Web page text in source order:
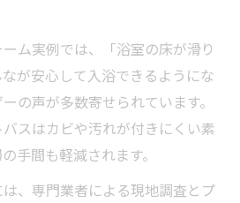
ム実例では、「浴室の床が滑り
が安心して入浴できるようにな
の声が多数寄せられています。
スはカビや汚れが付きにくい素
手間も軽減されます。
、専門業者による現地調査とプ